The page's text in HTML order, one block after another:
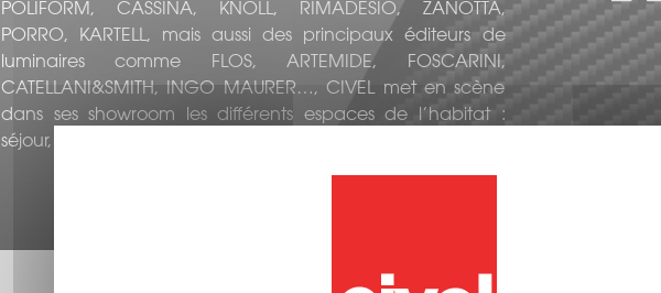
POLIFORM, CASSINA, KNOLL, RIMADESIO, ZANOTTA,
PORRO, KARTELL, mais aussi des principaux éditeurs de
luminaires comme FLOS, ARTEMIDE, FOSCARINI,
CATELLANI&SMITH, INGO MAURER…, CIVEL met en scène
dans ses showroom les différents espaces de l’habitat :
séjour, salon, chambre, cuisine et bain.